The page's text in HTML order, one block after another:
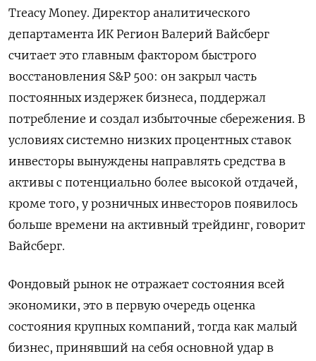
Treacy Money. Директор аналитического
департамента ИК Регион Валерий Вайсберг
считает это главным фактором быстрого
восстановления S&P 500: он закрыл часть
постоянных издержек бизнеса, поддержал
потребление и создал избыточные сбережения. В
условиях системно низких процентных ставок
инвесторы вынуждены направлять средства в
активы с потенциально более высокой отдачей,
кроме того, у розничных инвесторов появилось
больше времени на активный трейдинг, говорит
Вайсберг.
Фондовый рынок не отражает состояния всей
экономики, это в первую очередь оценка
состояния крупных компаний, тогда как малый
бизнес, принявший на себя основной удар в